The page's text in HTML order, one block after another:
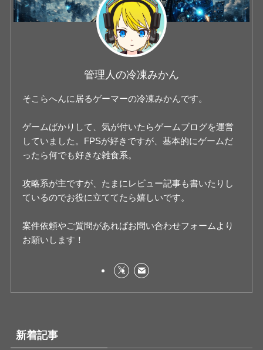
管理人の冷凍みかん
そこらへんに居るゲーマーの冷凍みかんです。
ゲームばかりして、気が付いたらゲームブログを運営
していました。FPSが好きですが、基本的にゲームだ
ったら何でも好きな雑食系。
攻略系が主ですが、たまにレビュー記事も書いたりし
ているのでお役に立ててたら嬉しいです。
案件依頼やご質問があればお問い合わせフォームより
お願いします！
新着記事